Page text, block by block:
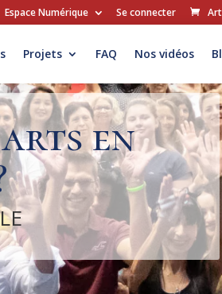
Espace Numérique Se connecter
Projets FAQ Nos vidéos
en